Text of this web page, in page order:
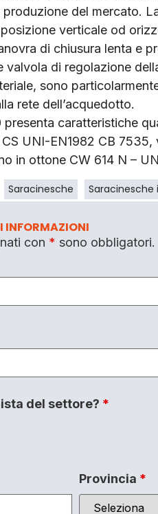
del mercato.
verticale od
di chiusura lenta e
valvola di regolazione
sono
rete dell’acquedotto.
presenta caratteristiche
UNI-EN1982 CB
in ottone CW 614 N –
Saracinesche Saracinesche
INFORMAZIONI
con * sono obbligatori.
del settore? *
Provincia *